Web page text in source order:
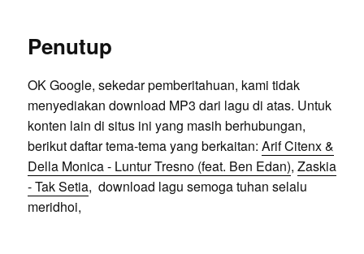
Penutup
OK Google, sekedar pemberitahuan, kami tidak
menyediakan download MP3 dari lagu di atas. Untuk
konten lain di situs ini yang masih berhubungan,
berikut daftar tema-tema yang berkaitan: Arif Citenx &
Della Monica - Luntur Tresno (feat. Ben Edan), Zaskia
- Tak Setia, download lagu semoga tuhan selalu
meridhoi,